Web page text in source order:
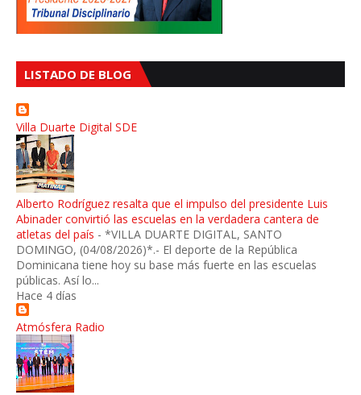
LISTADO DE BLOG
Villa Duarte Digital SDE
Alberto Rodríguez resalta que el impulso del presidente Luis
Abinader convirtió las escuelas en la verdadera cantera de
atletas del país - *VILLA DUARTE DIGITAL, SANTO
DOMINGO, (04/08/2026)*.- El deporte de la República
Dominicana tiene hoy su base más fuerte en las escuelas
públicas. Así lo...
Hace 4 días
Atmósfera Radio